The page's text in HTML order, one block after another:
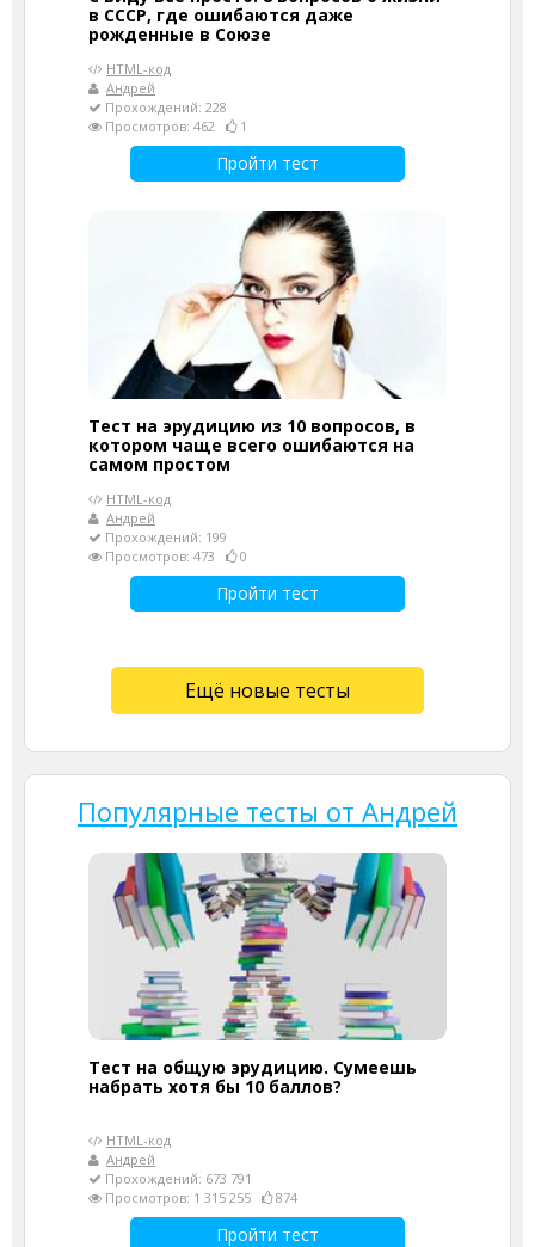
в СССР, где ошибаются даже
рожденные в Союзе
HTML-код
Андрей
Прохождений: 228
Просмотров: 462
1
Пройти тест
Тест на эрудицию из 10 вопросов, в
котором чаще всего ошибаются на
самом простом
HTML-код
Андрей
Прохождений: 199
Просмотров: 473
0
Пройти тест
Ещё новые тесты
Популярные тесты от Андрей
Тест на общую эрудицию. Сумеешь
набрать хотя бы 10 баллов?
HTML-код
Андрей
Прохождений: 673 791
Просмотров: 1 315 255
874
Пройти тест